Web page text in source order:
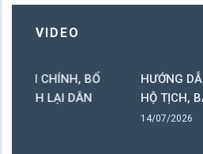
VIDEO
BỔ
DÂN
HƯỚNG DẪN THỦ
HỘ TỊCH, BẢN SAO
14/07/2026